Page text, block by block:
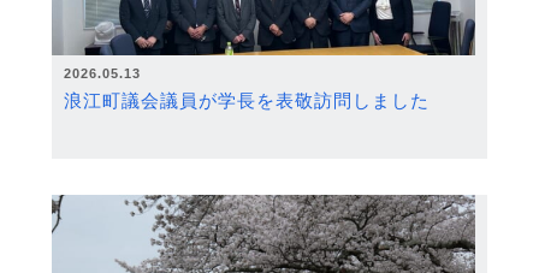
2026.05.13
浪江町議会議員が学長を表敬訪問しました